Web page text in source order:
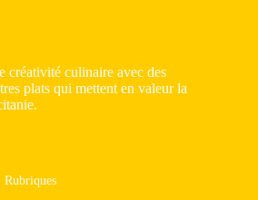
créativité culinaire avec des
plats qui mettent en valeur la
Rubriques